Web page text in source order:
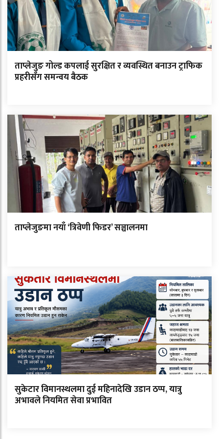
ताप्लेजुङ गोल्ड कपलाई सुरक्षित र व्यवस्थित बनाउन ट्राफिक
प्रहरीसँग समन्वय बैठक
ताप्लेजुङमा नयाँ ‘त्रिवेणी फिडर’ सञ्चालनमा
सुकेटार विमानस्थलमा दुई महिनादेखि उडान ठप्प, यात्रु
अभावले नियमित सेवा प्रभावित